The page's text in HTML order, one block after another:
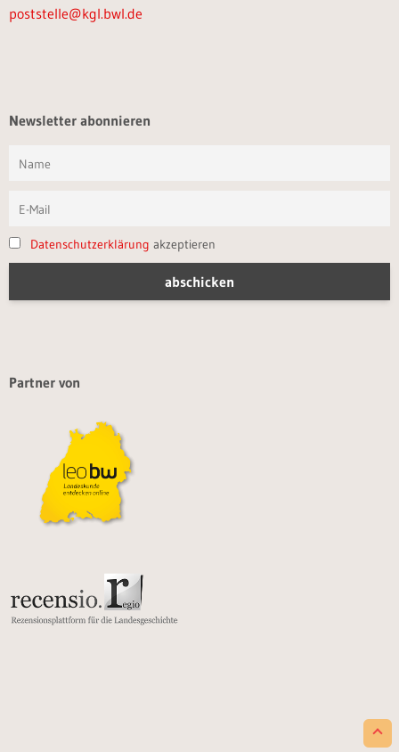
poststelle@kgl.bwl.de
Newsletter abonnieren
Datenschutzerklärung akzeptieren
Partner von